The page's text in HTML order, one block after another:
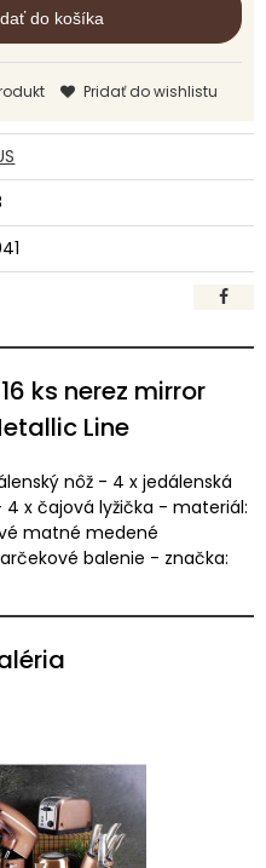
do košíka
Pridať do wishlistu
ks nerez mirror
Line
nôž - 4 x jedálenská
x čajová lyžička - materiál:
matné medené
balenie - značka: